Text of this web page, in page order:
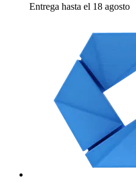
Entrega hasta el 18 agosto